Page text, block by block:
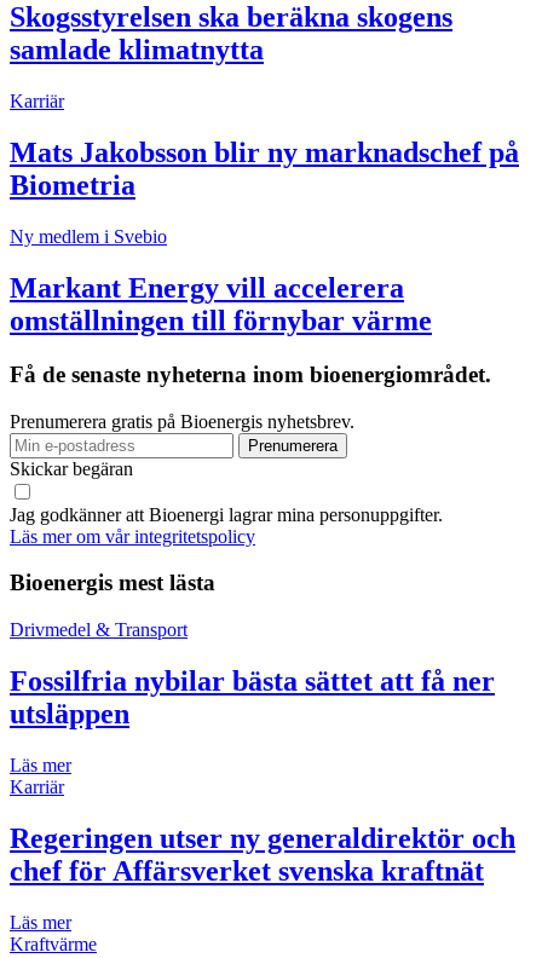
Skogsstyrelsen ska beräkna skogens
samlade klimatnytta
Karriär
Mats Jakobsson blir ny marknadschef på
Biometria
Ny medlem i Svebio
Markant Energy vill accelerera
omställningen till förnybar värme
Få de senaste nyheterna inom bioenergiområdet.
Prenumerera gratis på Bioenergis nyhetsbrev.
Skickar begäran
Jag godkänner att Bioenergi lagrar mina personuppgifter.
Läs mer om vår integritetspolicy
Bioenergis mest lästa
Drivmedel & Transport
Fossilfria nybilar bästa sättet att få ner
utsläppen
Läs mer
Karriär
Regeringen utser ny generaldirektör och
chef för Affärsverket svenska kraftnät
Läs mer
Kraftvärme